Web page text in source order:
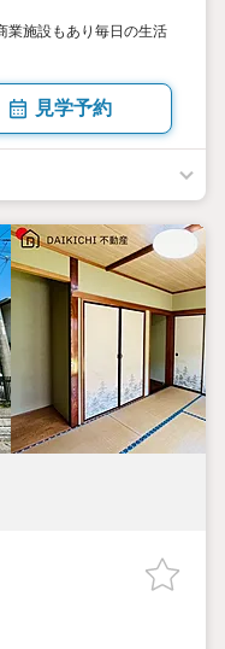
施設もあり毎日の生活
見学予約